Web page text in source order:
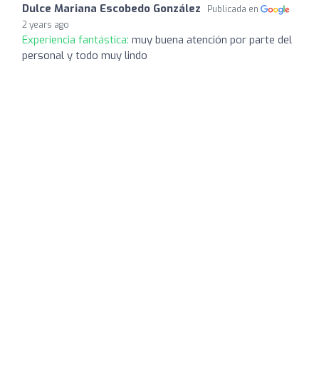
Dulce Mariana Escobedo González
Publicada en
2 years ago
Experiencia fantástica: muy buena atención por parte del
personal y todo muy lindo